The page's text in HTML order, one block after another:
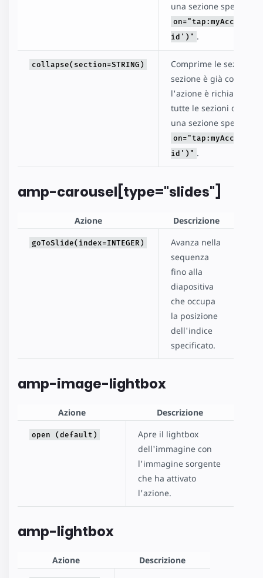
una sezione specifica
id')" .
collapse(section=STRING)
Comprime le sezioni
sezione è già
l'azione è richiamata
tutte le sezioni del
una sezione specifica
id')" .
amp-carousel[type="slides"]
Azione Descrizione
goToSlide(index=INTEGER)
Avanza nella
sequenza
fino alla
diapositiva
che occupa
la posizione
dell'indice
specificato.
amp-image-lightbox
Azione Descrizione
open (default)
Apre il lightbox
dell'immagine con
l'immagine sorgente
che ha attivato
l'azione.
amp-lightbox
Azione Descrizione